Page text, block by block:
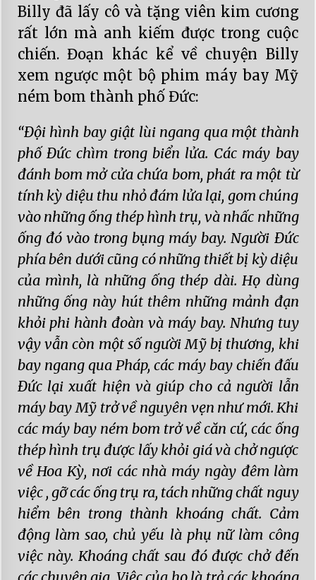
Billy đã lấy cô và tặng viên kim cương
rất lớn mà anh kiếm được trong cuộc
chiến. Đoạn khác kể về chuyện Billy
xem ngược một bộ phim máy bay Mỹ
ném bom thành phố Đức:
“Đội hình bay giật lùi ngang qua một thành
phố Đức chìm trong biển lửa. Các máy bay
đánh bom mở cửa chứa bom, phát ra một từ
tính kỳ diệu thu nhỏ đám lửa lại, gom chúng
vào những ống thép hình trụ, và nhấc những
ống đó vào trong bụng máy bay. Người Đức
phía bên dưới cũng có những thiết bị kỳ diệu
của mình, là những ống thép dài. Họ dùng
những ống này hút thêm những mảnh đạn
khỏi phi hành đoàn và máy bay. Nhưng tuy
vậy vẫn còn một số người Mỹ bị thương, khi
bay ngang qua Pháp, các máy bay chiến đấu
Đức lại xuất hiện và giúp cho cả người lẫn
máy bay Mỹ trở về nguyên vẹn như mới. Khi
các máy bay ném bom trở về căn cứ, các ống
thép hình trụ được lấy khỏi giá và chở ngược
về Hoa Kỳ, nơi các nhà máy ngày đêm làm
việc , gỡ các ống trụ ra, tách những chất nguy
hiểm bên trong thành khoáng chất. Cảm
động làm sao, chủ yếu là phụ nữ làm công
việc này. Khoáng chất sau đó được chở đến